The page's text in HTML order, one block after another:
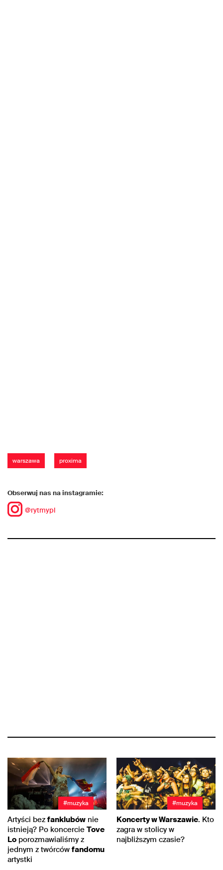
warszawa proxima
Obserwuj nas na instagramie:
@rytmypl
#muzyka
Artyści bez fanklubów nie
istnieją? Po koncercie Tove
Lo porozmawialiśmy z
jednym z twórców fandomu
artystki
#muzyka
Koncerty w Warszawie. Kto
zagra w stolicy w
najbliższym czasie?